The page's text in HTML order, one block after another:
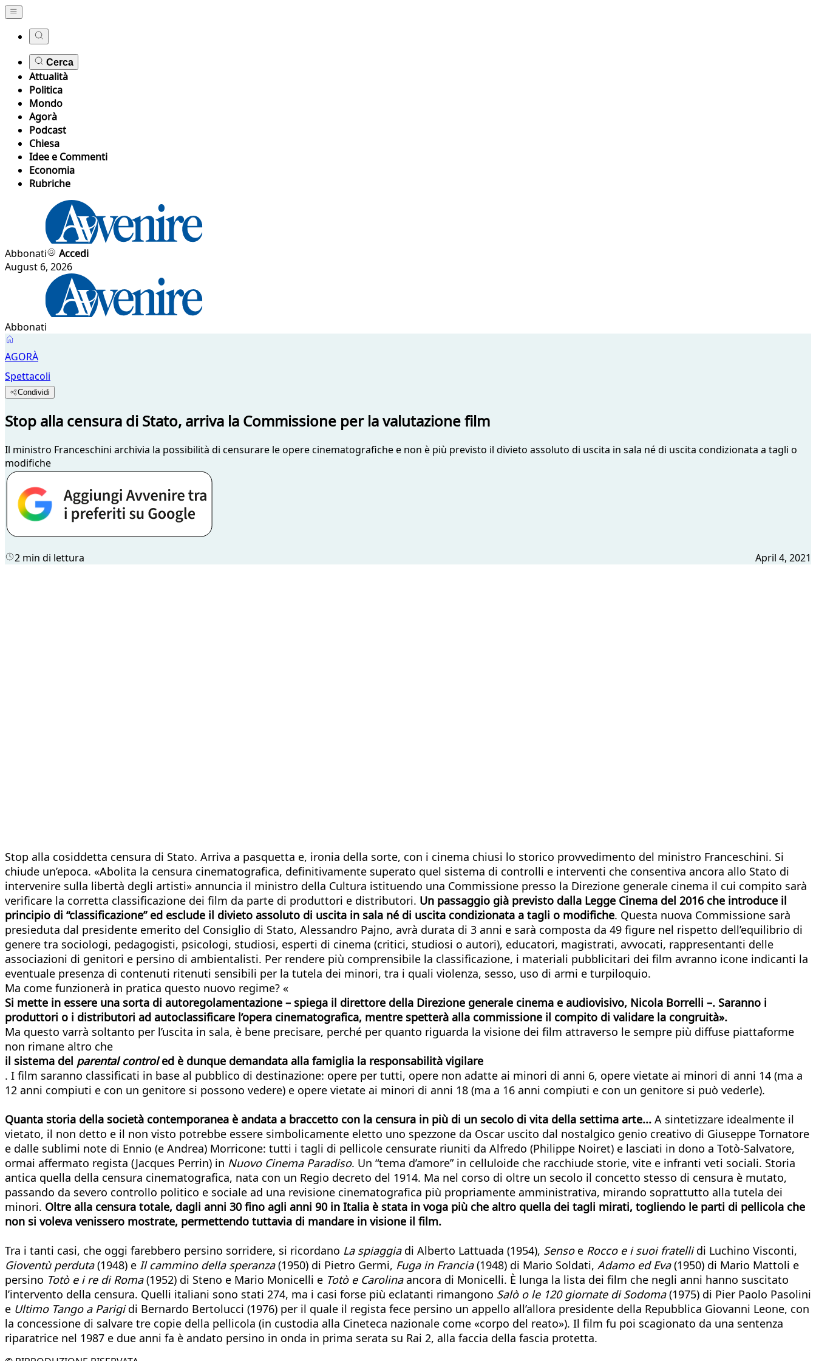
Cerca
Attualità
Politica
Mondo
Agorà
Podcast
Chiesa
Idee e Commenti
Economia
Rubriche
Abbonati
Accedi
August 6, 2026
Abbonati
AGORÀ
Spettacoli
Condividi
Stop alla censura di Stato, arriva la Commissione per la valutazione film
Il ministro Franceschini archivia la possibilità di censurare le opere cinematografiche e non è più previsto il divieto assoluto di uscita in sala né di uscita condizionata a tagli o
modifiche
2 min di lettura April 4, 2021
Stop alla cosiddetta censura di Stato. Arriva a pasquetta e, ironia della sorte, con i cinema chiusi lo storico provvedimento del ministro Franceschini. Si
chiude un’epoca. «Abolita la censura cinematografica, definitivamente superato quel sistema di controlli e interventi che consentiva ancora allo Stato di
intervenire sulla libertà degli artisti» annuncia il ministro della Cultura istituendo una Commissione presso la Direzione generale cinema il cui compito sarà
verificare la corretta classificazione dei film da parte di produttori e distributori. Un passaggio già previsto dalla Legge Cinema del 2016 che introduce il
principio di “classificazione” ed esclude il divieto assoluto di uscita in sala né di uscita condizionata a tagli o modifiche. Questa nuova Commissione sarà
presieduta dal presidente emerito del Consiglio di Stato, Alessandro Pajno, avrà durata di 3 anni e sarà composta da 49 figure nel rispetto dell’equilibrio di
genere tra sociologi, pedagogisti, psicologi, studiosi, esperti di cinema (critici, studiosi o autori), educatori, magistrati, avvocati, rappresentanti delle
associazioni di genitori e persino di ambientalisti. Per rendere più comprensibile la classificazione, i materiali pubblicitari dei film avranno icone indicanti la
eventuale presenza di contenuti ritenuti sensibili per la tutela dei minori, tra i quali violenza, sesso, uso di armi e turpiloquio.
Ma come funzionerà in pratica questo nuovo regime? «
Si mette in essere una sorta di autoregolamentazione – spiega il direttore della Direzione generale cinema e audiovisivo, Nicola Borrelli –. Saranno i
produttori o i distributori ad autoclassificare l’opera cinematografica, mentre spetterà alla commissione il compito di validare la congruità».
Ma questo varrà soltanto per l’uscita in sala, è bene precisare, perché per quanto riguarda la visione dei film attraverso le sempre più diffuse piattaforme
non rimane altro che
il sistema del parental controled è dunque demandata alla famiglia la responsabilità vigilare
. I film saranno classificati in base al pubblico di destinazione: opere per tutti, opere non adatte ai minori di anni 6, opere vietate ai minori di anni 14 (ma a
12 anni compiuti e con un genitore si possono vedere) e opere vietate ai minori di anni 18 (ma a 16 anni compiuti e con un genitore si può vederle).
Quanta storia della società contemporanea è andata a braccetto con la censura in più di un secolo di vita della settima arte... A sintetizzare idealmente il
vietato, il non detto e il non visto potrebbe essere simbolicamente eletto uno spezzone da Oscar uscito dal nostalgico genio creativo di Giuseppe Tornatore
e dalle sublimi note di Ennio (e Andrea) Morricone: tutti i tagli di pellicole censurate riuniti da Alfredo (Philippe Noiret) e lasciati in dono a Totò-Salvatore,
ormai affermato regista (Jacques Perrin) in Nuovo Cinema Paradiso. Un “tema d’amore” in celluloide che racchiude storie, vite e infranti veti sociali. Storia
antica quella della censura cinematografica, nata con un Regio decreto del 1914. Ma nel corso di oltre un secolo il concetto stesso di censura è mutato,
passando da severo controllo politico e sociale ad una revisione cinematografica più propriamente amministrativa, mirando soprattutto alla tutela dei
minori. Oltre alla censura totale, dagli anni 30 fino agli anni 90 in Italia è stata in voga più che altro quella dei tagli mirati, togliendo le parti di pellicola che
non si voleva venissero mostrate, permettendo tuttavia di mandare in visione il film.
Tra i tanti casi, che oggi farebbero persino sorridere, si ricordano La spiaggiadi Alberto Lattuada (1954), Sensoe Rocco e i suoi fratellidi Luchino Visconti,
Gioventù perduta(1948) e Il cammino della speranza(1950) di Pietro Germi, Fuga in Francia(1948) di Mario Soldati, Adamo ed Eva(1950) di Mario Mattoli e
persino Totò e i re di Roma(1952) di Steno e Mario Monicelli e Totò e Carolinaancora di Monicelli. È lunga la lista dei film che negli anni hanno suscitato
l’intervento della censura. Quelli italiani sono stati 274, ma i casi forse più eclatanti rimangono Salò o le 120 giornate di Sodoma(1975) di Pier Paolo Pasolini
e Ultimo Tango a Parigidi Bernardo Bertolucci (1976) per il quale il regista fece persino un appello all’allora presidente della Repubblica Giovanni Leone, con
la concessione di salvare tre copie della pellicola (in custodia alla Cineteca nazionale come «corpo del reato»). Il film fu poi scagionato da una sentenza
riparatrice nel 1987 e due anni fa è andato persino in onda in prima serata su Rai 2, alla faccia della fascia protetta.